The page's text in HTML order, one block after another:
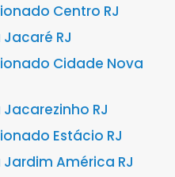
Centro RJ
RJ
Cidade Nova
RJ
Estácio RJ
América RJ